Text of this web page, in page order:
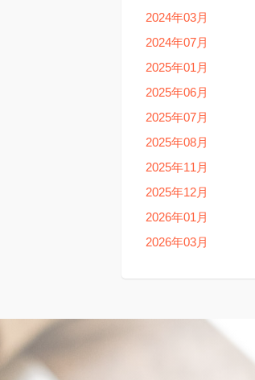
2024年03月
2024年07月
2025年01月
2025年06月
2025年07月
2025年08月
2025年11月
2025年12月
2026年01月
2026年03月